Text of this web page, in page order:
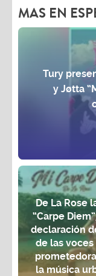
MAS EN
Tury
y Jøtta
De La Rose
“Carpe
declaración
de las voces
la música